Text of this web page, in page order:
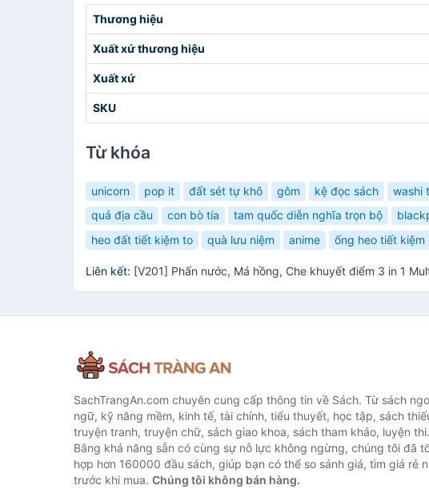
Thương hiệu
Xuất xứ thương hiệu
Xuất xứ
SKU
Từ khóa
unicorn pop it đất sét tự khô gôm kệ đọc sách washi
quả địa cầu
con bò tía tam quốc diễn nghĩa trọn bộ
heo đất tiết kiệm to
quà lưu niệm anime ống heo tiết kiệm
Liên kết: [V201] Phấn nước, Má hồng, Che khuyết điểm 3 in 1
SachTrangAn.com chuyên cung cấp thông tin về Sách. Từ sách
ngữ, kỹ năng mềm, kinh tế, tài chính, tiểu thuyết, học tập, sách
truyện tranh, truyện chữ, sách giao khoa, sách tham khảo, luyện
Bằng khả năng sẵn có cùng sự nỗ lực không ngừng, chúng tôi đã
hợp hơn 160000 đầu sách, giúp bạn có thể so sánh giá, tìm giá rẻ
trước khi mua. Chúng tôi không bán hàng.